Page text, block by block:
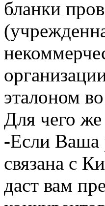
бланки
эталоном
Для чего же
-Если Ваша
связана с
даст вам